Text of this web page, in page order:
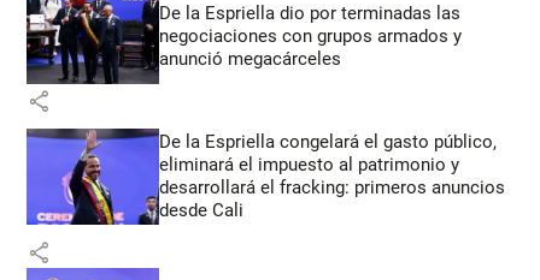
De la Espriella dio por terminadas las
negociaciones con grupos armados y
anunció megacárceles
share
De la Espriella congelará el gasto público,
eliminará el impuesto al patrimonio y
desarrollará el fracking: primeros anuncios
desde Cali
share